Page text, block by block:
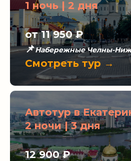
1 ночь | 2 дня
от 11 950₽
📌Набережные Челны-
Смотреть тур →
Автотур в
2 ночи | 3 дня
12 900₽